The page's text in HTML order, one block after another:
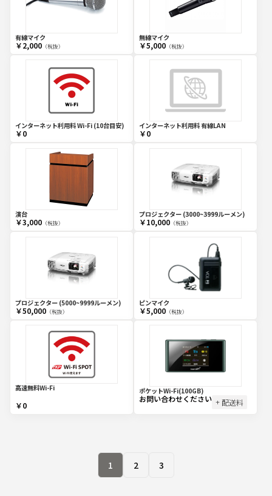
有線マイク
￥2,000（税抜）
無線マイク
￥5,000（税抜）
インターネット利用料 Wi-Fi (10台目安)
￥0
インターネット利用料 有線LAN
￥0
演台
￥3,000（税抜）
プロジェクター (3000~3999ルーメン)
￥10,000（税抜）
プロジェクター (5000~9999ルーメン)
￥50,000（税抜）
ピンマイク
￥5,000（税抜）
高速無料Wi-Fi
￥0
ポケットWi-Fi(100GB)
お問い合わせください + 配送料
1 2 3